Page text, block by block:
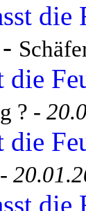
die
-
die
? -
die
die